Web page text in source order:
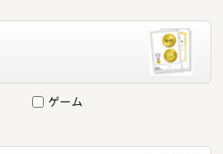
ゲーム